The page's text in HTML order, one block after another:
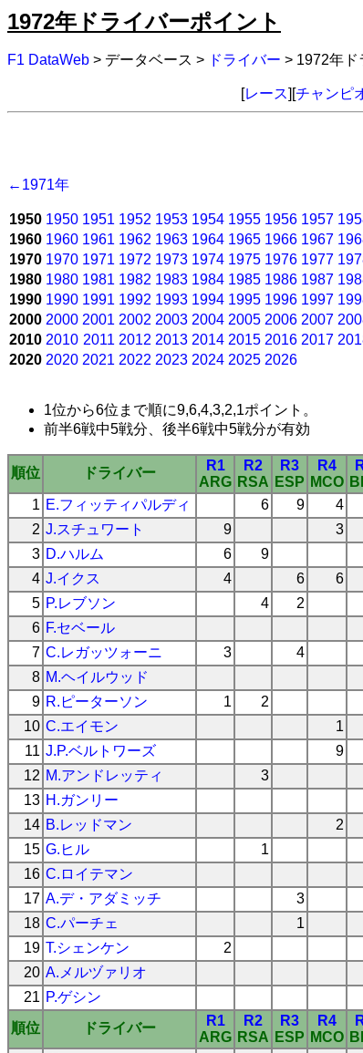
1972年ドライバーポイント
F1 DataWeb > データベース > ドライバー > 1972年ド
[レース][チャンピ
←1971年
1950 1950 1951 1952 1953 1954 1955 1956 1957
1960 1960 1961 1962 1963 1964 1965 1966 1967
1970 1970 1971 1972 1973 1974 1975 1976 1977
1980 1980 1981 1982 1983 1984 1985 1986 1987
1990 1990 1991 1992 1993 1994 1995 1996 1997
2000 2000 2001 2002 2003 2004 2005 2006 2007
2010 2010 2011 2012 2013 2014 2015 2016 2017
2020 2020 2021 2022 2023 2024 2025 2026
1位から6位まで順に9,6,4,3,2,1ポイント。
前半6戦中5戦分、後半6戦中5戦分が有効
順位 ドライバー
R1
ARG
R2
RSA
R3
ESP
R4
MCO
1 E.フィッティパルディ 6 9 4
2 J.スチュワート 9 3
3 D.ハルム 6 9
4 J.イクス 4 6 6
5 P.レブソン 4 2
6 F.セベール
7 C.レガッツォーニ 3 4
8 M.ヘイルウッド
9 R.ピーターソン 1 2
10 C.エイモン 1
11 J.P.ベルトワーズ 9
12 M.アンドレッティ 3
13 H.ガンリー
14 B.レッドマン 2
15 G.ヒル 1
16 C.ロイテマン
17 A.デ・アダミッチ 3
18 C.パーチェ 1
19 T.シェンケン 2
20 A.メルヅァリオ
21 P.ゲシン
順位
ドライバー
R1
ARG
R2
RSA
R3
ESP
R4
MCO